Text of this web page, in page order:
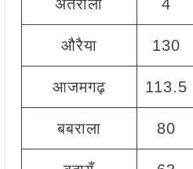
अतरौली 4
औरैया 130
आजमगढ़ 113.5
बबराला 80